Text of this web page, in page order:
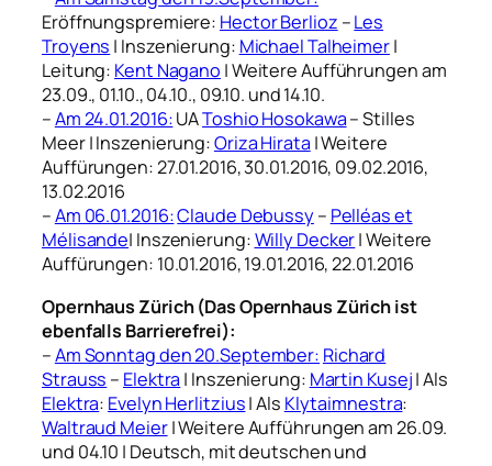
Eröffnungspremiere: Hector Berlioz –Les
Troyens | Inszenierung: Michael Talheimer|
Leitung: Kent Nagano | Weitere Aufführungen am
23.09., 01.10., 04.10., 09.10. und 14.10.
–Am 24.01.2016:UAToshio Hosokawa– Stilles
Meer | Inszenierung:Oriza Hirata | Weitere
Auffürungen: 27.01.2016, 30.01.2016, 09.02.2016,
13.02.2016
–Am 06.01.2016:Claude Debussy– Pelléas et
Mélisande| Inszenierung:Willy Decker| Weitere
Auffürungen: 10.01.2016, 19.01.2016, 22.01.2016
Opernhaus Zürich (Das Opernhaus Zürich ist
ebenfalls Barrierefrei):
–Am Sonntag den 20.September: Richard
Strauss – Elektra | Inszenierung: Martin Kusej| Als
Elektra: Evelyn Herlitzius| Als Klytaimnestra:
Waltraud Meier| Weitere Aufführungen am 26.09.
und 04.10 | Deutsch, mit deutschen und